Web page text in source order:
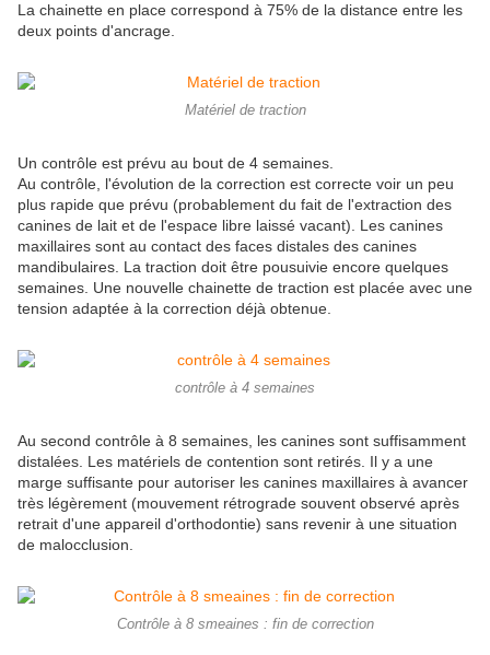
La chainette en place correspond à 75% de la distance entre les
deux points d'ancrage.
Matériel de traction
Un contrôle est prévu au bout de 4 semaines.
Au contrôle, l'évolution de la correction est correcte voir un peu
plus rapide que prévu (probablement du fait de l'extraction des
canines de lait et de l'espace libre laissé vacant). Les canines
maxillaires sont au contact des faces distales des canines
mandibulaires. La traction doit être pousuivie encore quelques
semaines. Une nouvelle chainette de traction est placée avec une
tension adaptée à la correction déjà obtenue.
contrôle à 4 semaines
Au second contrôle à 8 semaines, les canines sont suffisamment
distalées. Les matériels de contention sont retirés. Il y a une
marge suffisante pour autoriser les canines maxillaires à avancer
très légèrement (mouvement rétrograde souvent observé après
retrait d'une appareil d'orthodontie) sans revenir à une situation
de malocclusion.
Contrôle à 8 smeaines : fin de correction